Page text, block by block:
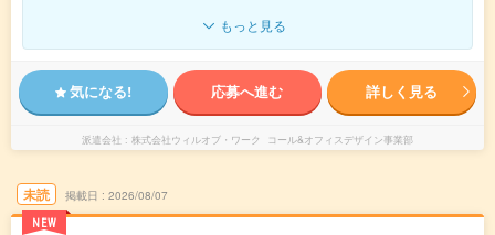
もっと見る
気になる! 応募へ進む 詳しく見る
派遣会社 株式会社ウィルオブ・ワーク コール&オフィスデザイン事業部
未読
NEW
掲載日 2026/08/07